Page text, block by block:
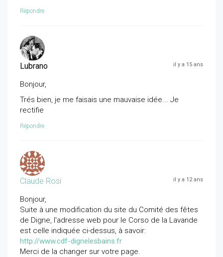
Répondre
Lubrano il y a 15 ans
Bonjour,
Trés bien, je me faisais une mauvaise idée... Je
rectifie
Répondre
Claude Rosi il y a 12 ans
Bonjour,
Suite à une modification du site du Comité des fêtes
de Digne, l'adresse web pour le Corso de la Lavande
est celle indiquée ci-dessus, à savoir:
http://www.cdf-dignelesbains.fr
Merci de la changer sur votre page.